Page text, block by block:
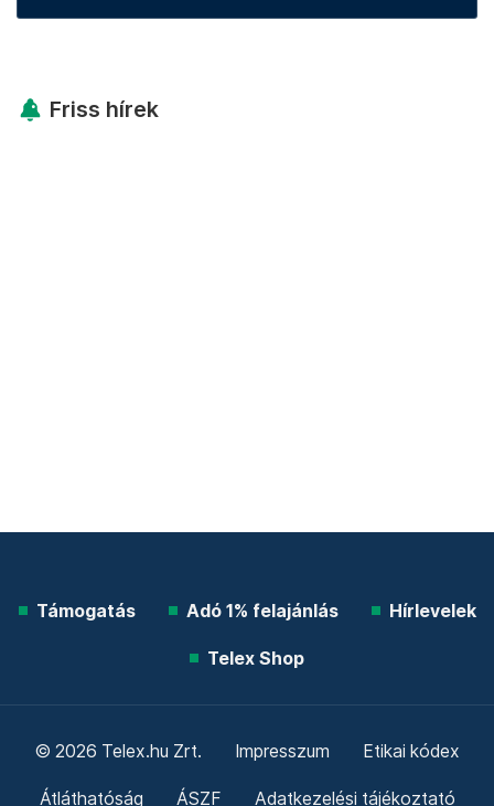
Friss hírek
Támogatás Adó 1% felajánlás Hírlevelek
Telex Shop
© 2026 Telex.hu Zrt. Impresszum Etikai kódex
Átláthatóság ÁSZF Adatkezelési tájékoztató